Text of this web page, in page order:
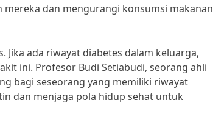
mereka dan mengurangi konsumsi makanan
ada riwayat diabetes dalam keluarga,
ini. Profesor Budi Setiabudi, seorang ahli
bagi seseorang yang memiliki riwayat
dan menjaga pola hidup sehat untuk